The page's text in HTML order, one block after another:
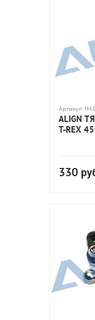
Артикул:
ALIGN
T-REX
330